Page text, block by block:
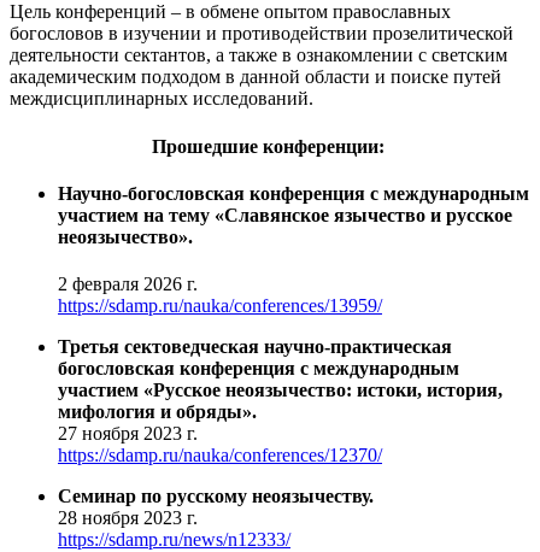
Цель конференций – в обмене опытом православных
богословов в изучении и противодействии прозелитической
деятельности сектантов, а также в ознакомлении с светским
академическим подходом в данной области и поиске путей
междисциплинарных исследований.
Прошедшие конференции:
Научно-богословская конференция с международным
участием на тему «Славянское язычество и русское
неоязычество».
2 февраля 2026 г.
https://sdamp.ru/nauka/conferences/13959/
Третья сектоведческая научно-практическая
богословская конференция с международным
участием «Русское неоязычество: истоки, история,
мифология и обряды».
27 ноября 2023 г.
https://sdamp.ru/nauka/conferences/12370/
Семинар по русскому неоязычеству.
28 ноября 2023 г.
https://sdamp.ru/news/n12333/